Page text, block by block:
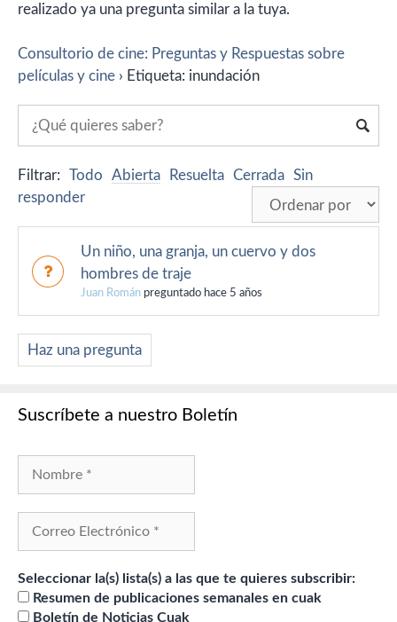
realizado ya una pregunta similar a la tuya.
Consultorio de cine: Preguntas y Respuestas sobre
películas y cine › Etiqueta: inundación
Filtrar: Todo Abierta Resuelta Cerrada Sin
responder
Un niño, una granja, un cuervo y dos
hombres de traje
Juan Román preguntado hace 5 años
Haz una pregunta
Suscríbete a nuestro Boletín
Seleccionar la(s) lista(s) a las que te quieres subscribir:
Resumen de publicaciones semanales en cuak
Boletín de Noticias Cuak